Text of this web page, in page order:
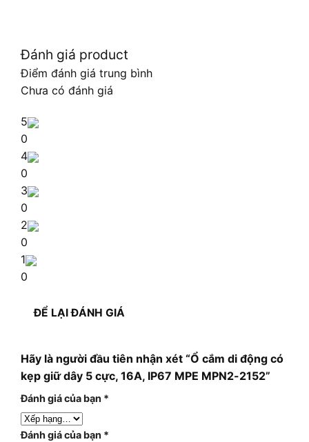
Đánh giá product
Điểm đánh giá trung bình
Chưa có đánh giá
5
0
4
0
3
0
2
0
1
0
ĐỂ LẠI ĐÁNH GIÁ
Hãy là người đầu tiên nhận xét “Ổ cắm di động có
kẹp giữ dây 5 cực, 16A, IP67 MPE MPN2-2152”
Đánh giá của bạn *
Đánh giá của bạn *